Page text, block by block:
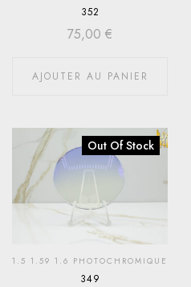
352
75,00 €
AJOUTER AU PANIER
Out Of Stock
1.5 1.59 1.6 PHOTOCHROMIQUE
349